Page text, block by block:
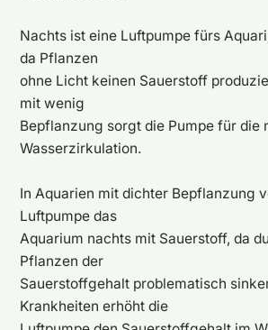
Nachts ist eine Luftpumpe fürs
da Pflanzen
ohne Licht keinen Sauerstoff
mit wenig
Bepflanzung sorgt die Pumpe für die
Wasserzirkulation.
In Aquarien mit dichter Bepflanzung
Luftpumpe das
Aquarium nachts mit Sauerstoff, da
Pflanzen der
Sauerstoffgehalt problematisch
Krankheiten erhöht die